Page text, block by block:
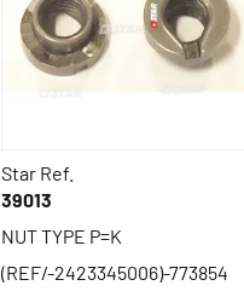
Star Ref.
39013
NUT TYPE P=K
(REF/-2423345006)-773854